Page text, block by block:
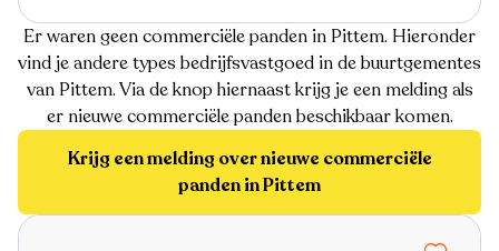
Er waren geen commerciële panden in Pittem. Hieronder
vind je andere types bedrijfsvastgoed in de buurtgementes
van Pittem. Via de knop hiernaast krijg je een melding als
er nieuwe commerciële panden beschikbaar komen.
Krijg een melding over nieuwe commerciële
panden in Pittem